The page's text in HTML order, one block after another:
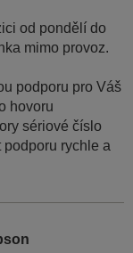
od pondělí do
mimo provoz.
podporu pro Váš
hovoru
sériové číslo
podporu rychle a